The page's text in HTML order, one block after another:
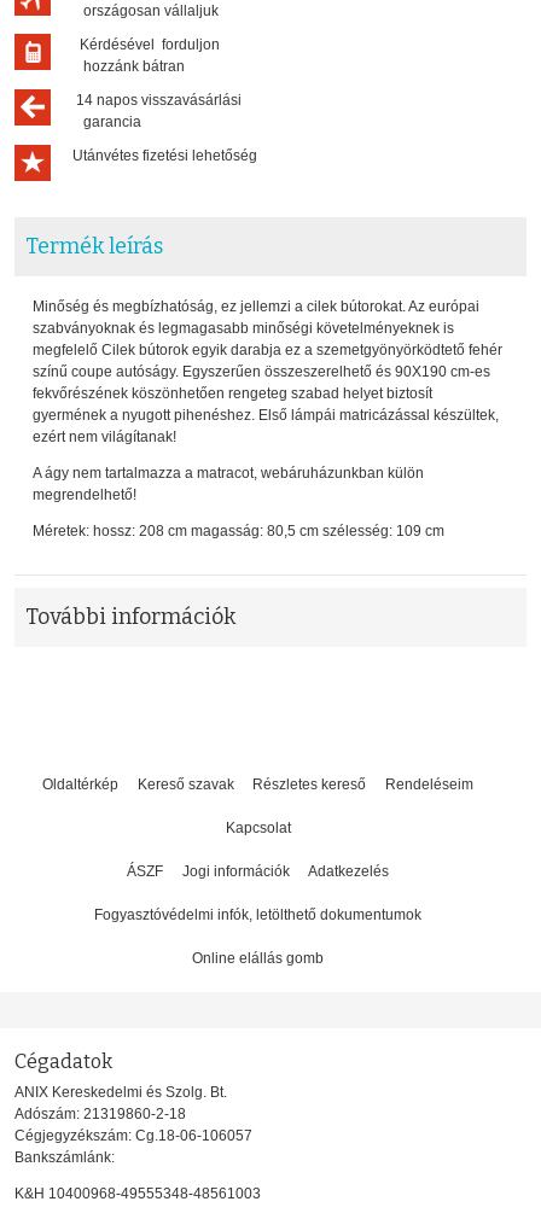
országosan vállaljuk
Kérdésével forduljon
hozzánk bátran
14 napos visszavásárlási
garancia
Utánvétes fizetési lehetőség
Termék leírás
Minőség és megbízhatóság, ez jellemzi a cilek bútorokat. Az európai
szabványoknak és legmagasabb minőségi követelményeknek is
megfelelő Cilek bútorok egyik darabja ez a szemetgyönyörködtető fehér
színű coupe autóságy. Egyszerűen összeszerelhető és 90X190 cm-es
fekvőrészének köszönhetően rengeteg szabad helyet biztosít
gyermének a nyugott pihenéshez. Első lámpái matricázással készültek,
ezért nem világítanak!
A ágy nem tartalmazza a matracot, webáruházunkban külön
megrendelhető!
Méretek: hossz: 208 cm magasság: 80,5 cm szélesség: 109 cm
További információk
Oldaltérkép Kereső szavak Részletes kereső Rendeléseim
Kapcsolat
ÁSZF Jogi információk Adatkezelés
Fogyasztóvédelmi infók, letölthető dokumentumok
Online elállás gomb
Cégadatok
ANIX Kereskedelmi és Szolg. Bt.
Adószám: 21319860-2-18
Cégjegyzékszám: Cg.18-06-106057
Bankszámlánk:
K&H 10400968-49555348-48561003